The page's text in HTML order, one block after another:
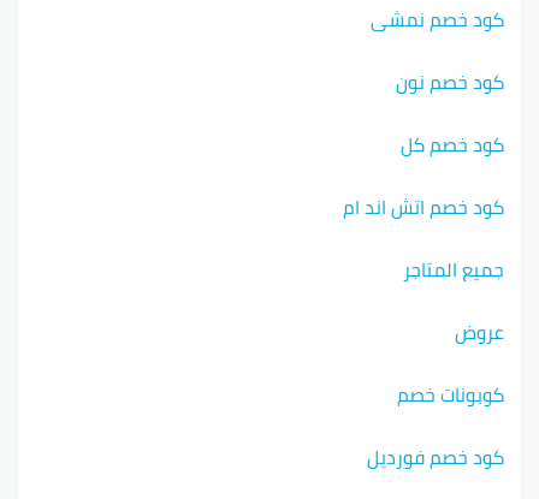
كود خصم نمشي
كود خصم نون
كود خصم كل
كود خصم اتش اند ام
جميع المتاجر
عروض
كوبونات خصم
كود خصم فورديل